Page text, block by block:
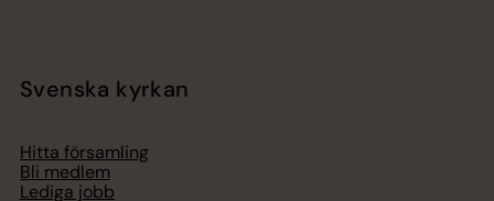
Svenska kyrkan
Hitta församling
Bli medlem
Lediga jobb